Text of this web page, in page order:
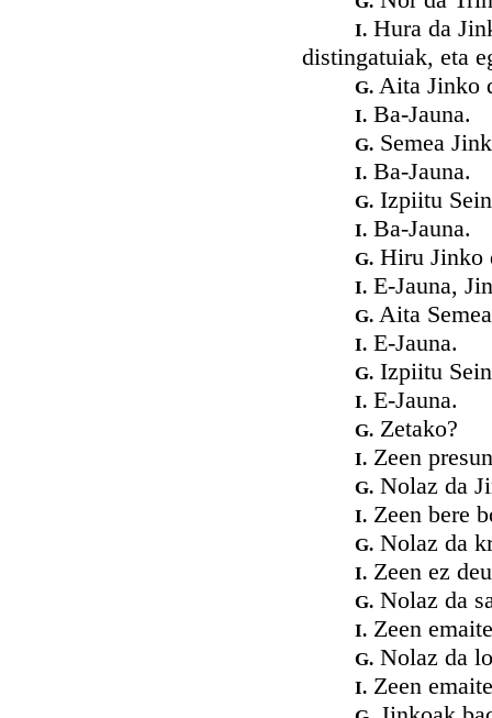
I. Hura da
distingatuiak, eta
G. Aita Jinko
I. Ba-Jauna.
G. Semea
I. Ba-Jauna.
G. Izpiitu
I. Ba-Jauna.
G. Hiru Jinko
I. E-Jauna,
G. Aita
I. E-Jauna.
G. Izpiitu
I. E-Jauna.
G. Zetako?
I. Zeen
G. Nolaz da
I. Zeen bere
G. Nolaz da
I. Zeen ez
G. Nolaz da
I. Zeen
G. Nolaz da
I. Zeen